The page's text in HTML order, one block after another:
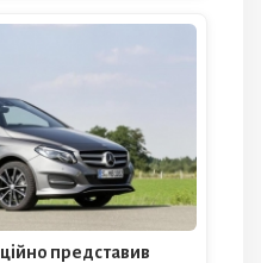
представив